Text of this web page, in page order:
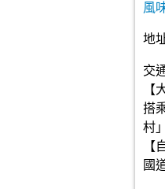
風
地
交
【
搭
村
【
國